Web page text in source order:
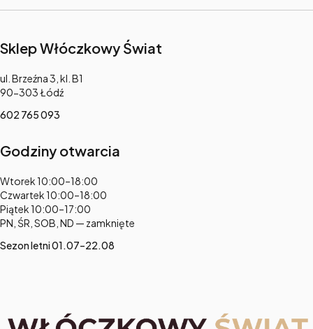
Sklep Włóczkowy Świat
Adres:
ul. Brzeźna 3, kl. B1
90-303 Łódź
602 765 093
Godziny otwarcia
Adres:
Wtorek 10:00–18:00
Czwartek 10:00–18:00
Piątek 10:00–17:00
PN, ŚR, SOB, ND — zamknięte
Sezon letni 01.07–22.08